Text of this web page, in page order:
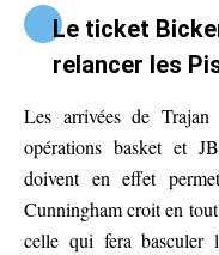
Le ticket
relancer les
Les arrivées de
opérations basket et
doivent en effet
Cunningham croit en
celle qui fera basculer